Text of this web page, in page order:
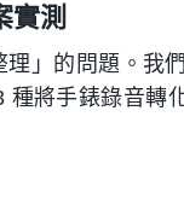
實測
」的問題。我
將手錶錄音轉